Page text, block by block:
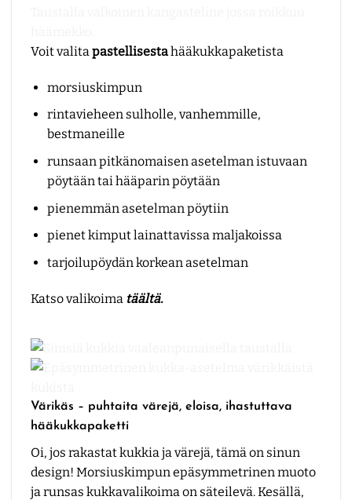
Voit valitapastellisestahääkukkapaketista
morsiuskimpun
rintavieheen sulholle, vanhemmille,
bestmaneille
runsaan pitkänomaisen asetelman istuvaan
pöytään tai hääparin pöytään
pienemmän asetelman pöytiin
pienet kimput lainattavissa maljakoissa
tarjoilupöydän korkean asetelman
Katso valikoima täältä.
Värikäs – puhtaita värejä, eloisa, ihastuttava
hääkukkapaketti
Oi, jos rakastat kukkia ja värejä, tämä on sinun
design! Morsiuskimpun epäsymmetrinen muoto
ja runsas kukkavalikoima on säteilevä. Kesällä,